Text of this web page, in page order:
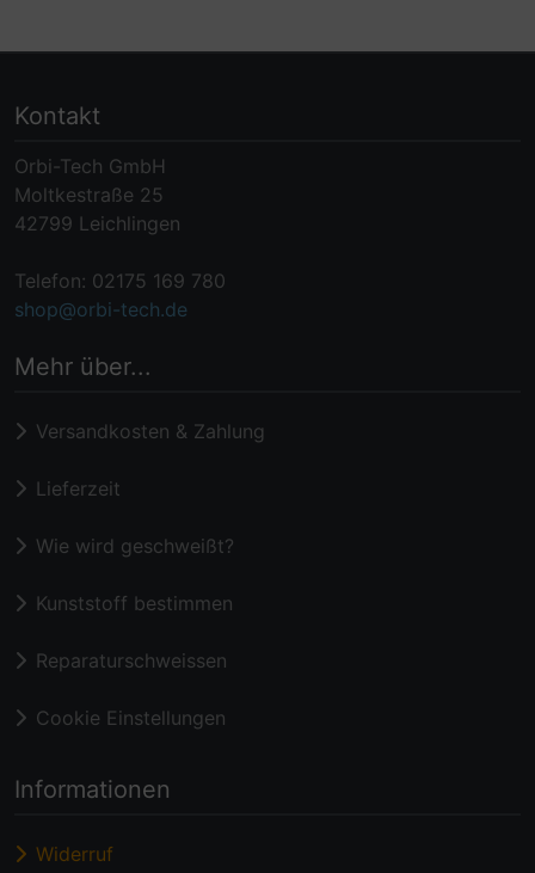
Kontakt
Orbi-Tech GmbH
Moltkestraße 25
42799 Leichlingen
Telefon: 02175 169 780
shop@orbi-tech.de
Mehr über...
Versandkosten & Zahlung
Lieferzeit
Wie wird geschweißt?
Kunststoff bestimmen
Reparaturschweissen
Cookie Einstellungen
Informationen
Widerruf